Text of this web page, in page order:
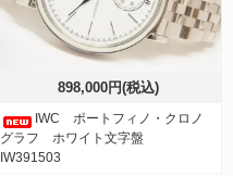
898,000円(税込)
IWC ポートフィノ・クロノ
グラフ ホワイト文字盤
IW391503